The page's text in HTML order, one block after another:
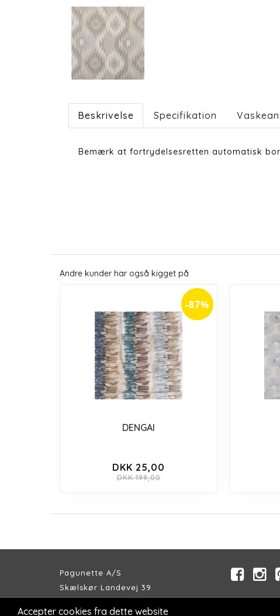
Beskrivelse Specifikation
Bemærk at fortrydelsesretten automatisk
Andre kunder har også kigget på
-87%
DENGAI
DKK 25,00
DKK 199,00
Pagunette A/S
Skælskør Landevej 39
Accepter cookies fra dette website